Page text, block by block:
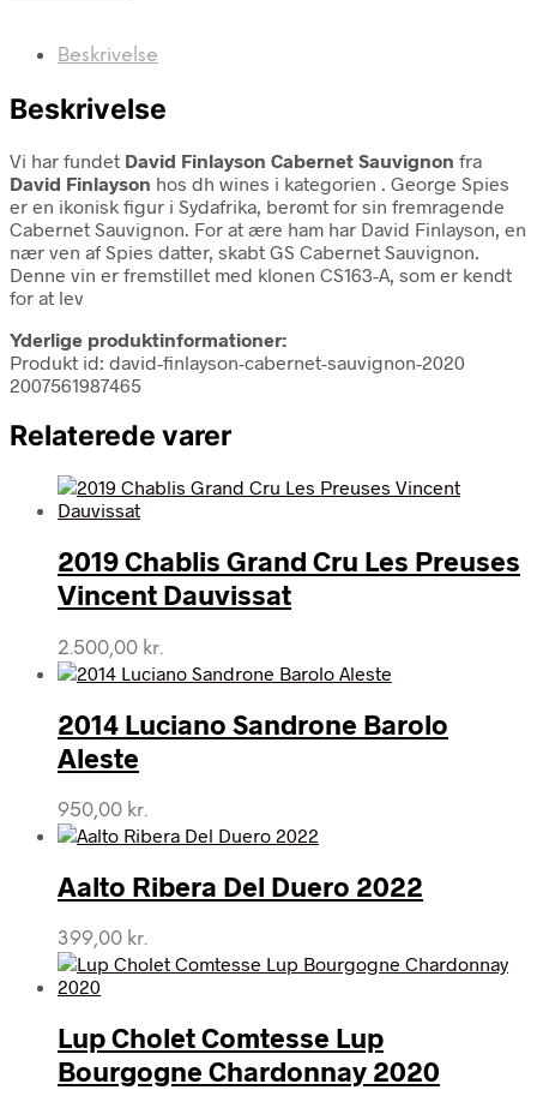
Beskrivelse
Beskrivelse
Vi har fundet David Finlayson Cabernet Sauvignon fra
David Finlayson hos dh wines i kategorien . George Spies
er en ikonisk figur i Sydafrika, berømt for sin fremragende
Cabernet Sauvignon. For at ære ham har David Finlayson, en
nær ven af Spies datter, skabt GS Cabernet Sauvignon.
Denne vin er fremstillet med klonen CS163-A, som er kendt
for at lev
Yderlige produktinformationer:
Produkt id: david-finlayson-cabernet-sauvignon-2020
2007561987465
Relaterede varer
2019 Chablis Grand Cru Les Preuses
Vincent Dauvissat
2.500,00 kr.
2014 Luciano Sandrone Barolo
Aleste
950,00 kr.
Aalto Ribera Del Duero 2022
399,00 kr.
Lup Cholet Comtesse Lup
Bourgogne Chardonnay 2020